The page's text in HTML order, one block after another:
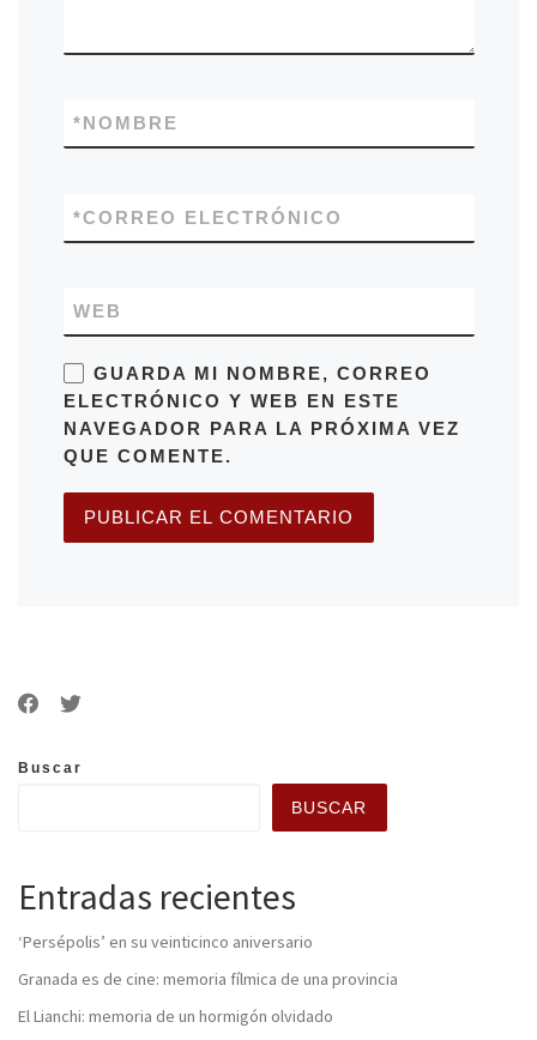
NOMBRE
*
CORREO ELECTRÓNICO
*
WEB
GUARDA MI NOMBRE, CORREO
ELECTRÓNICO Y WEB EN ESTE
NAVEGADOR PARA LA PRÓXIMA VEZ
QUE COMENTE.
Buscar
BUSCAR
Entradas recientes
‘Persépolis’ en su veinticinco aniversario
Granada es de cine: memoria fílmica de una provincia
El Lianchi: memoria de un hormigón olvidado